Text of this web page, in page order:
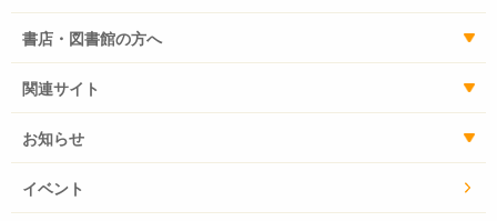
書店・図書館の方へ
関連サイト
お知らせ
イベント